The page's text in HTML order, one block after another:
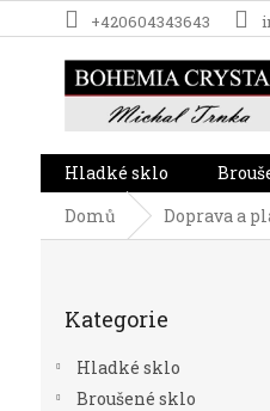
na
+420604343643
Hladké sklo
Domů
Doprava a
kategorie
Kategorie
Hladké sklo
Broušené sklo